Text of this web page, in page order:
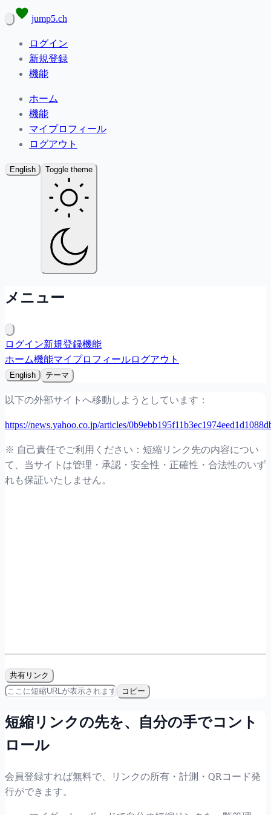
jump5.ch
ログイン
新規登録
機能
ホーム
機能
マイプロフィール
ログアウト
English Toggle theme
メニュー
ログイン新規登録機能
ホーム機能マイプロフィールログアウト
English テーマ
以下の外部サイトへ移動しようとしています：
https://news.yahoo.co.jp/articles/
※ 自己責任でご利用ください：短縮リンク先の内容につい
て、当サイトは管理・承認・安全性・正確性・合法性のいず
れも保証いたしません。
共有リンク
コピー
短縮リンクの先を、自分の手でコント
ロール
会員登録すれば無料で、リンクの所有・計測・QRコード発
行ができます。